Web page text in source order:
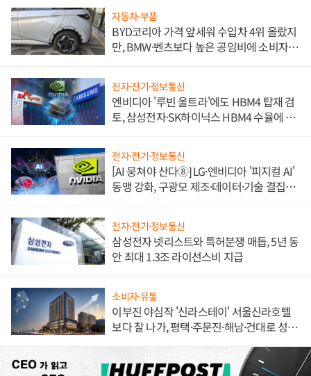
자동차·부품
BYD코리아 가격 앞세워 수입차 4위 올랐지
만, BMW·벤츠보다 높은 공임비에 소비자
전자·전기·정보통신
엔비디아 '루빈 울트라'에도 HBM4 탑재 검
토, 삼성전자·SK하이닉스 HBM4 수율에 주
전자·전기·정보통신
[AI 뭉쳐야 산다⑧] LG·엔비디아 '피지컬 AI'
동맹 강화, 구광모 제조·데이터·기술 결집
전자·전기·정보통신
삼성전자 넷리스트와 특허분쟁 매듭, 5년 동
안 최대 1.3조 라이선스비 지급
소비자·유통
이부진 야심작 '신라스테이' 서울신라호텔
보다 잘 나가, 평택·주문진·해남·건대로 성